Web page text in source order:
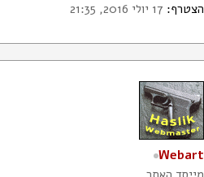
הצטרף:
Webart